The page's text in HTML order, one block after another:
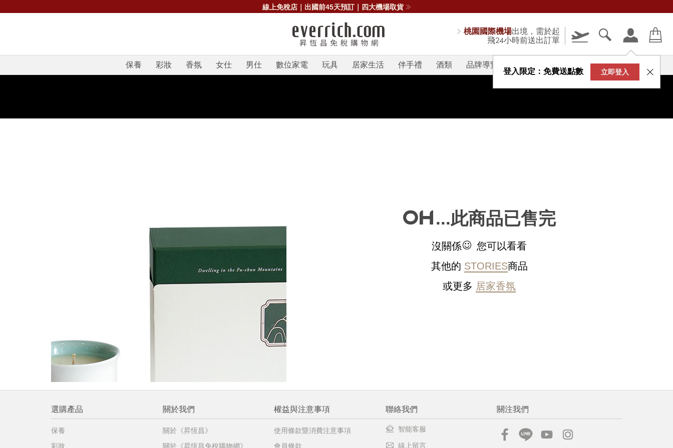
線上免稅店｜出國前45天預訂｜四大機場取貨
桃園國際機場出境，需於起
飛24小時前送出訂單
登入限定：免費送點數 立即登入
保養 彩妝 香氛 女仕 男仕 數位家電 玩具 居家生活 伴手禮 酒類 品牌導覽 V-STORY
臺中國際機場(RMQ)
不同機場的下單時間皆不相同，細節或訂購流程指引，請瀏覽購物流程說
...此商品已售完
沒關係
您可以看看
其他的 STORIES商品
或更多 居家香氛
選購產品
保養
彩妝
關於我們
關於《昇恆昌》
關於《昇恆昌免稅購物網》
權益與注意事項
使用條款暨消費注意事項
會員條款
聯絡我們
智能客服
線上留言
關注我們